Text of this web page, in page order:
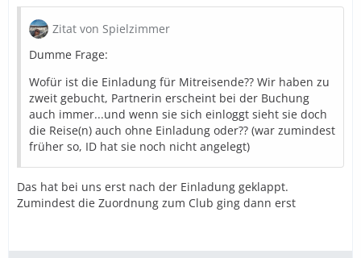
Zitat von Spielzimmer
Dumme Frage:
Wofür ist die Einladung für Mitreisende?? Wir haben zu
zweit gebucht, Partnerin erscheint bei der Buchung
auch immer...und wenn sie sich einloggt sieht sie doch
die Reise(n) auch ohne Einladung oder?? (war zumindest
früher so, ID hat sie noch nicht angelegt)
Das hat bei uns erst nach der Einladung geklappt.
Zumindest die Zuordnung zum Club ging dann erst